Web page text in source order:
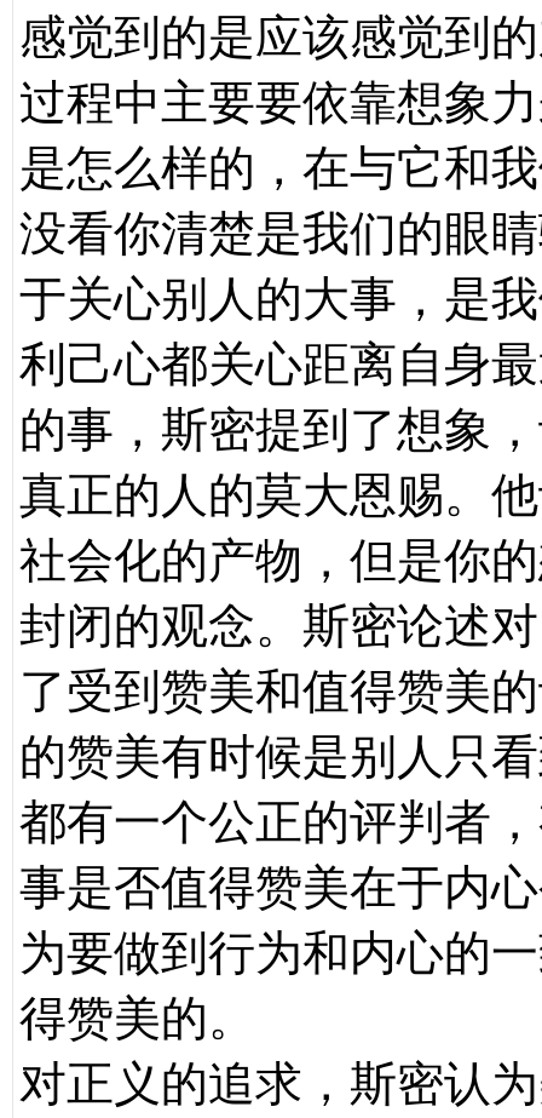
感觉到的是应该感觉到
过程中主要要依靠想象
是怎么样的，在与它和
没看你清楚是我们的眼
于关心别人的大事，是
利己心都关心距离自身
的事，斯密提到了想象
真正的人的莫大恩赐。
社会化的产物，但是你
封闭的观念。斯密论述
了受到赞美和值得赞美
的赞美有时候是别人只
都有一个公正的评判者
事是否值得赞美在于内
为要做到行为和内心的
得赞美的。
对正义的追求，斯密认